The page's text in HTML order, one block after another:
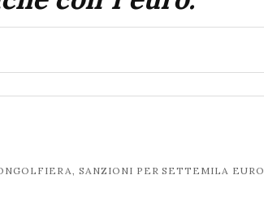
SANZIONI PER SETTEMILA EURO